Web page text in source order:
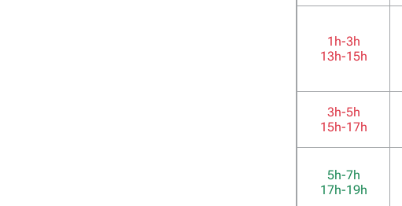
1h-3h
13h-15h
3h-5h
15h-17h
5h-7h
17h-19h